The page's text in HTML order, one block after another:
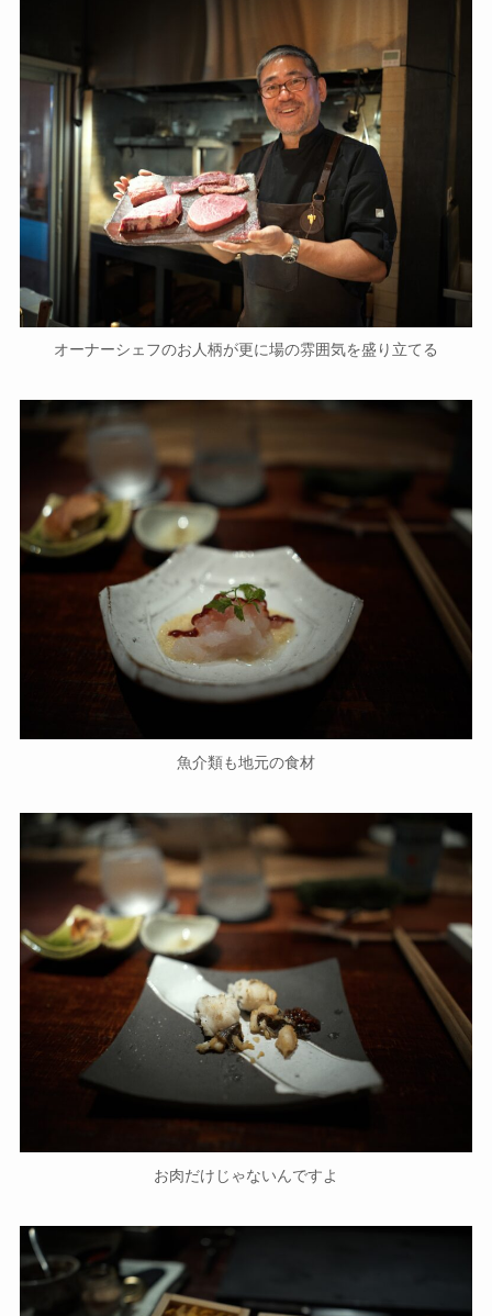
オーナーシェフのお人柄が更に場の雰囲気を盛り立てる
魚介類も地元の食材
お肉だけじゃないんですよ